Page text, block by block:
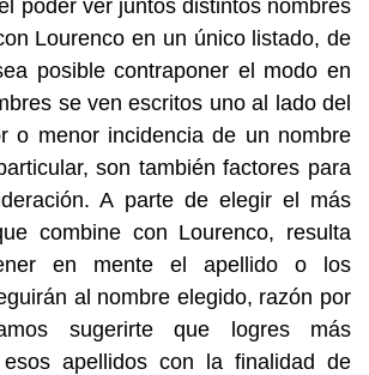
poder ver juntos distintos nombres
Lourenco en un único listado, de
posible contraponer el modo en
se ven escritos uno al lado del
o menor incidencia de un nombre
son también factores para
A parte de elegir el más
combine con Lourenco, resulta
en mente el apellido o los
al nombre elegido, razón por
sugerirte que logres más
apellidos con la finalidad de